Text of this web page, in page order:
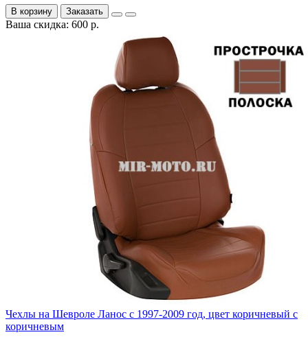
В корзину Заказать
Ваша скидка: 600 р.
Чехлы на Шевроле Ланос с 1997-2009 год, цвет коричневый с
коричневым